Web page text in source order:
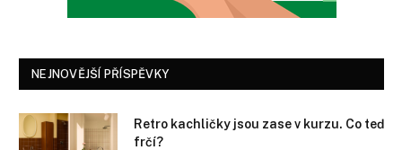
NEJNOVĚJŠÍ PŘÍSPĚVKY
Retro kachličky jsou zase v kurzu. Co teď
frčí?